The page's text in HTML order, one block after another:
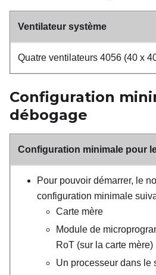
Ventilateur système
Quatre ventilateurs 4056 (40 x
Configuration
débogage
Configuration minimale pour
Pour pouvoir démarrer, le
configuration minimale
Carte mère
Module de
RoT (sur la carte mère)
Un processeur dans le